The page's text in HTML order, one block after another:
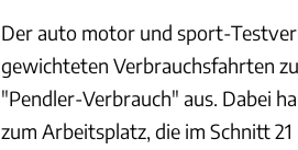
Der auto motor und sport-
gewichteten Verbrauchsfahrten
"Pendler-Verbrauch" aus. Dabei
zum Arbeitsplatz, die im Schnitt